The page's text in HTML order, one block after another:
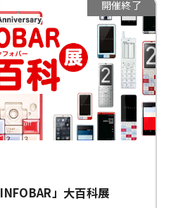
開催終了
」大百科展